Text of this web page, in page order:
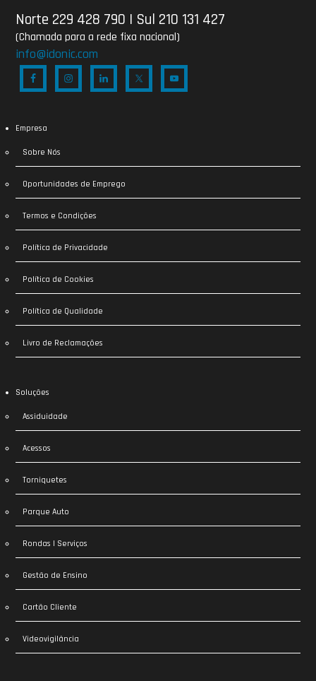
Norte 229 428 790 | Sul 210 131 427
(Chamada para a rede fixa nacional)
info@idonic.com
Empresa
Sobre Nós
Oportunidades de Emprego
Termos e Condições
Política de Privacidade
Política de Cookies
Política de Qualidade
Livro de Reclamações
Soluções
Assiduidade
Acessos
Torniquetes
Parque Auto
Rondas | Serviços
Gestão de Ensino
Cartão Cliente
Videovigilância